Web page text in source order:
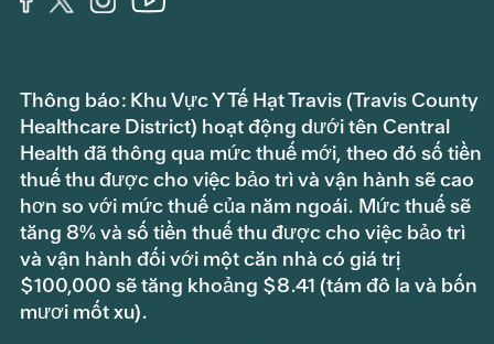
Thông báo: Khu Vực Y Tế Hạt Travis (Travis County
Healthcare District) hoạt động dưới tên Central
Health đã thông qua mức thuế mới, theo đó số tiền
thuế thu được cho việc bảo trì và vận hành sẽ cao
hơn so với mức thuế của năm ngoái. Mức thuế sẽ
tăng 8% và số tiền thuế thu được cho việc bảo trì
và vận hành đối với một căn nhà có giá trị
$100,000 sẽ tăng khoảng $8.41 (tám đô la và bốn
mươi mốt xu).